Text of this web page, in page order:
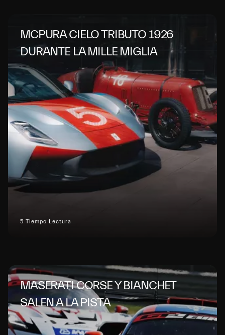
MCPURA CIELO TRIBUTO 1926
DURANTE LA MILLE MIGLIA
5 Tiempo Lectura
MASERATI CORSE Y BIANCHET
SALEN A LA PISTA